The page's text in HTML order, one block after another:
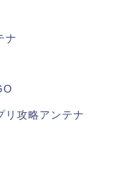
ナ
攻略アンテナ